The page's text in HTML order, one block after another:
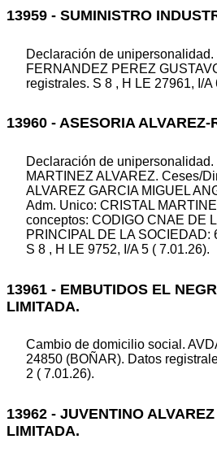
13959 - SUMINISTRO
Declaración de
FERNANDEZ PEREZ
registrales. S 8 , H LE 27961, I/A
13960 - ASESORIA ALVAREZ-
Declaración de
MARTINEZ ALVAREZ. Ceses/
ALVAREZ GARCIA MIGUEL
Adm. Unico: CRISTAL
conceptos: CODIGO CNAE DE
PRINCIPAL DE LA SOCIEDAD:
S 8 , H LE 9752, I/A 5 ( 7.01.26).
13961 - EMBUTIDOS EL
LIMITADA.
Cambio de domicilio social.
24850 (BOÑAR). Datos
2 ( 7.01.26).
13962 - JUVENTINO
LIMITADA.